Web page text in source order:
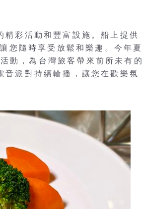
精彩活動和豐富設施。船上提供
您隨時享受放鬆和樂趣。今年夏
動，為台灣旅客帶來前所未有的
音派對持續輪播，讓您在歡樂氛